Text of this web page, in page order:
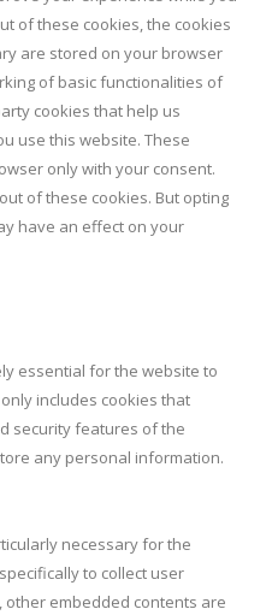
of these cookies, the cookies
are stored on your browser
of basic functionalities of
cookies that help us
use this website. These
only with your consent.
of these cookies. But opting
have an effect on your
essential for the website to
includes cookies that
security features of the
any personal information.
necessary for the
to collect user
embedded contents are